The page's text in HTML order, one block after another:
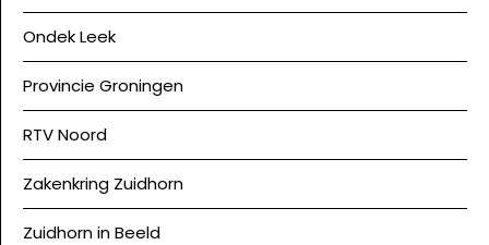
Ondek Leek
Provincie Groningen
RTV Noord
Zakenkring Zuidhorn
Zuidhorn in Beeld